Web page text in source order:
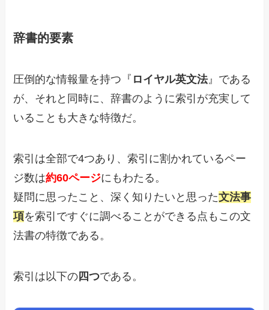
辞書的要素
圧倒的な情報量を持つ『 ロイヤル英文法』である
が、それと同時に、辞書のように索引が充実して
いることも大きな特徴だ。
索引は全部で4つあり、索引に割かれているペー
ジ数は約60ページにもわたる。
疑問に思ったこと、深く知りたいと思った文法事
項を索引ですぐに調べることができる点もこの文
法書の特徴である。
索引は以下の 四つである。